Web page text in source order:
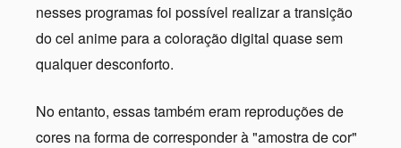
nesses programas foi possível realizar a transição
do cel anime para a coloração digital quase sem
qualquer desconforto.
No entanto, essas também eram reproduções de
cores na forma de corresponder à "amostra de cor"